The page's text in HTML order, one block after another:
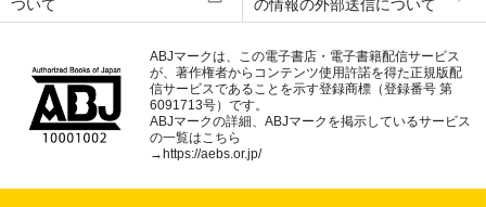
ついて
の情報の外部送信について
ABJマークは、この電子書店・電子書籍配信サービス
が、著作権者からコンテンツ使用許諾を得た正規版配
信サービスであることを示す登録商標（登録番号 第
6091713号）です。
ABJマークの詳細、ABJマークを掲示しているサービス
の一覧はこちら
→https://aebs.or.jp/